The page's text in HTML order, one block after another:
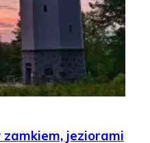
zamkiem, jeziorami